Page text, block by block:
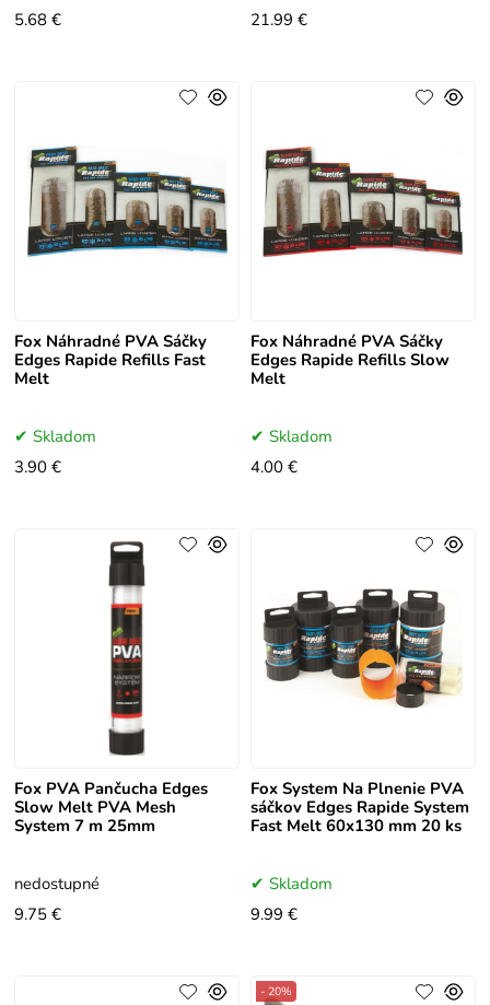
5.68 €
21.99 €
Fox Náhradné PVA Sáčky
Edges Rapide Refills Fast
Melt
Skladom
3.90 €
Fox Náhradné PVA Sáčky
Edges Rapide Refills Slow
Melt
Skladom
4.00 €
Fox PVA Pančucha Edges
Slow Melt PVA Mesh
System 7 m 25mm
nedostupné
9.75 €
Fox System Na Plnenie PVA
sáčkov Edges Rapide System
Fast Melt 60x130 mm 20 ks
Skladom
9.99 €
- 20%